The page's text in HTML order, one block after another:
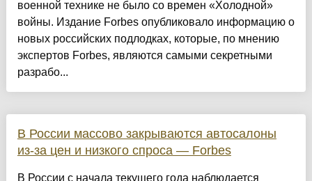
военной технике не было со времен «Холодной»
войны. Издание Forbes опубликовало информацию о
новых российских подлодках, которые, по мнению
экспертов Forbes, являются самыми секретными
разрабо...
В России массово закрываются автосалоны
из-за цен и низкого спроса — Forbes
В России с начала текущего года наблюдается